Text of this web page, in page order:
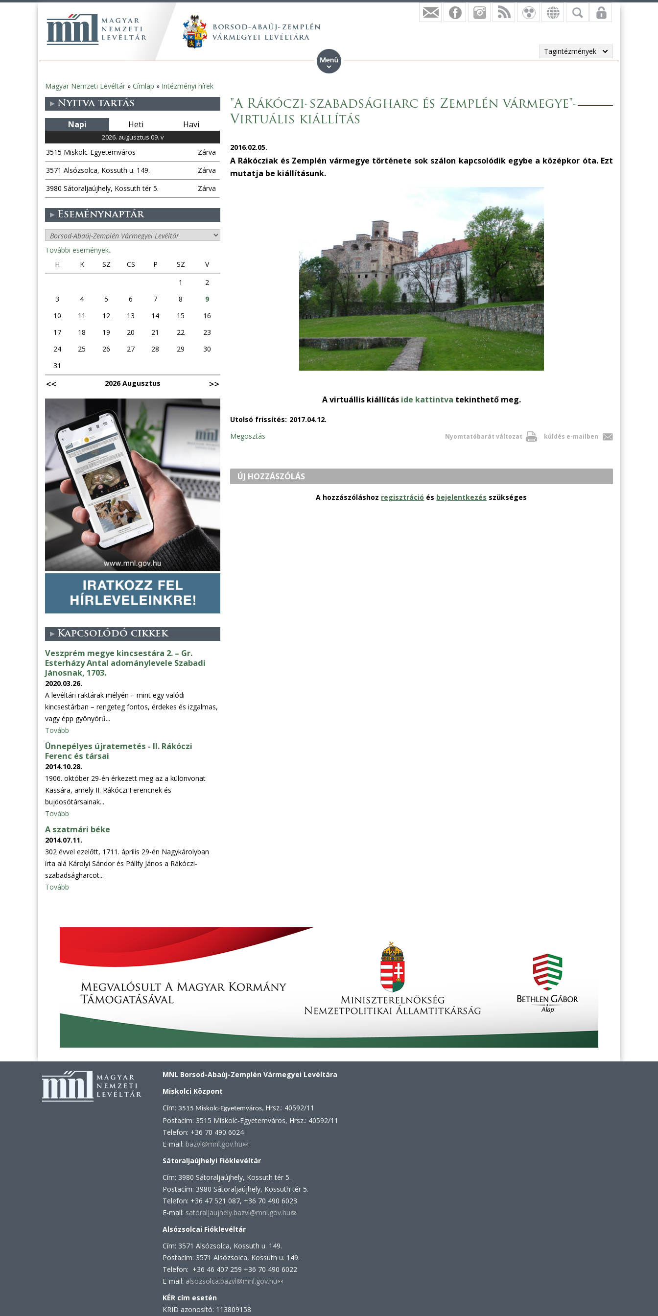
Tagintézmények
Jelenlegi
hely
Magyar Nemzeti Levéltár » Címlap » Intézményi hírek
"A Rákóczi-szabadságharc és Zemplén vármegye"-
Virtuális kiállítás
2016.02.05.
A Rákócziak és Zemplén vármegye története sok szálon kapcsolódik egybe a középkor óta. Ezt
mutatja be kiállításunk.
A virtuállis kiállítás ide kattintva tekinthető meg.
Utolsó frissítés: 2017.04.12.
Nyomtatóbarát változat küldés e-mailben
Megosztás
ÚJ HOZZÁSZÓLÁS
A hozzászóláshoz regisztráció és bejelentkezés szükséges
Nyitva tartás
Napi Heti Havi
2026. augusztus 09. v
3515 Miskolc-Egyetemváros
Zárva
3571 Alsózsolca, Kossuth u. 149.
Zárva
3980 Sátoraljaújhely, Kossuth tér 5.
Zárva
Eseménynaptár
További események..
H
K SZ CS P SZ
V
1
2
3
4 5 6 7 8
9
10
11 12 13 14 15
16
17
18 19 20 21 22
23
24
25 26 27 28 29
30
31
2026 Augusztus
Kapcsolódó cikkek
Veszprém megye kincsestára 2. – Gr.
Esterházy Antal adománylevele Szabadi
Jánosnak, 1703.
2020.03.26.
A levéltári raktárak mélyén – mint egy valódi
kincsestárban – rengeteg fontos, érdekes és izgalmas,
vagy épp gyönyörű...
Tovább
Ünnepélyes újratemetés - II. Rákóczi
Ferenc és társai
2014.10.28.
1906. október 29-én érkezett meg az a különvonat
Kassára, amely II. Rákóczi Ferencnek és
bujdosótársainak...
Tovább
A szatmári béke
2014.07.11.
302 évvel ezelőtt, 1711. április 29-én Nagykárolyban
írta alá Károlyi Sándor és Pállfy János a Rákóczi-
szabadságharcot...
Tovább
MNL Borsod-Abaúj-Zemplén Vármegyei Levéltára
Miskolci Központ
Cím: 3515 Miskolc-Egyetemváros, Hrsz.: 40592/11
Postacím: 3515 Miskolc-Egyetemváros, Hrsz.: 40592/11
Telefon: +36 70 490 6024
E-mail: bazvl@mnl.gov.hu(link
mail)
Sátoraljaújhelyi Fióklevéltár
Cím: 3980 Sátoraljaújhely, Kossuth tér 5.
Postacím: 3980 Sátoraljaújhely, Kossuth tér 5.
Telefon: +36 47 521 087, +36 70 490 6023
E-mail: satoraljaujhely.bazvl@mnl.gov.hu(link
Alsózsolcai Fióklevéltár
Cím: 3571 Alsózsolca, Kossuth u. 149.
Postacím: 3571 Alsózsolca, Kossuth u. 149.
Telefon: +36 46 407 259 +36 70 490 6022
E-mail: alsozsolca.bazvl@mnl.gov.hu(link
KÉR cím esetén
KRID azonosító: 113809158